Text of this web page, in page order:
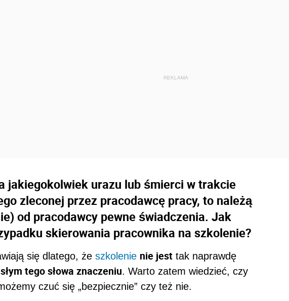
jakiegokolwiek urazu lub śmierci w trakcie
zleconej przez pracodawcę pracy, to należą
od pracodawcy pewne świadczenia. Jak
skierowania pracownika na szkolenie?
się dlatego, że szkolenie nie jest tak naprawdę
tego słowa znaczeniu. Warto zatem wiedzieć, czy
czuć się „bezpiecznie” czy też nie.